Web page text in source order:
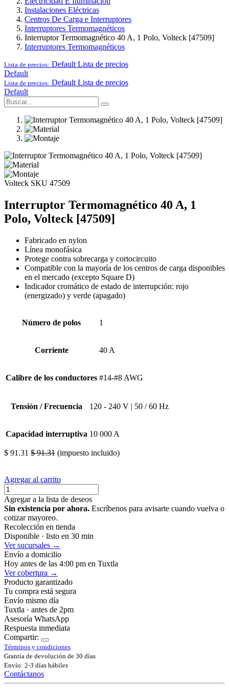
Instalaciones Eléctricas
Centros De Carga e Interruptores
Interruptores Termomagnéticos
Interruptor Termomagnético 40 A, 1 Polo, Volteck [47509]
Interruptores Termomagnéticos
Lista de precios: Default Lista de precios
Default
Lista de precios: Default Lista de precios
Default
Volteck SKU 47509
Interruptor Termomagnético 40 A, 1
Polo, Volteck [47509]
Fabricado en nylon
Línea monofásica
Protege contra sobrecarga y cortocircuito
Compatible con la mayoría de los centros de carga disponibles
en el mercado (excepto Square D)
Indicador cromático de estado de interrupción: rojo
(energizado) y verde (apagado)
Número de polos 1
Corriente 40 A
Calibre de los conductores #14-#8 AWG
Tensión / Frecuencia 120 - 240 V | 50 / 60 Hz
Capacidad interruptiva 10 000 A
$ 91.31 $91.31 (impuesto incluido)
Agregar al carrito
Agregar a la lista de deseos
Sin existencia por ahora. Escríbenos para avisarte cuando vuelva o
cotizar mayoreo.
Recolección en tienda
Disponible · listo en 30 min
Ver sucursales →
Envío a domicilio
Hoy antes de las 4:00 pm en Tuxtla
Ver cobertura →
Producto garantizado
Tu compra está segura
Envío mismo día
Tuxtla · antes de 2pm
Asesoría WhatsApp
Respuesta inmediata
Compartir:
Términos y condiciones
Grantía de devolución de 30 días
Envío: 2-3 días hábiles
Contáctanos